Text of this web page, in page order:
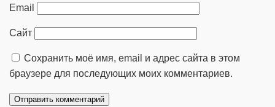
Email
Сайт
Сохранить моё имя, email и адрес сайта в этом
браузере для последующих моих комментариев.